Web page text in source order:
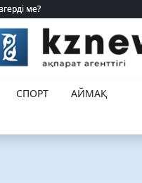
ме?
ме?
СПОРТ
АЙМАҚ